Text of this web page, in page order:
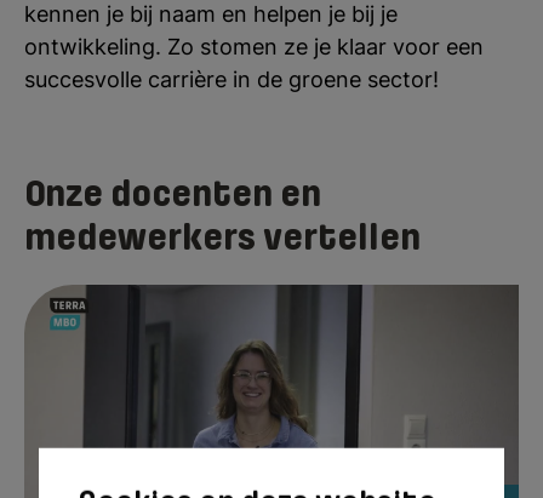
kennen je bij naam en helpen je bij je
ontwikkeling. Zo stomen ze je klaar voor een
succesvolle carrière in de groene sector!
Onze docenten en
medewerkers vertellen